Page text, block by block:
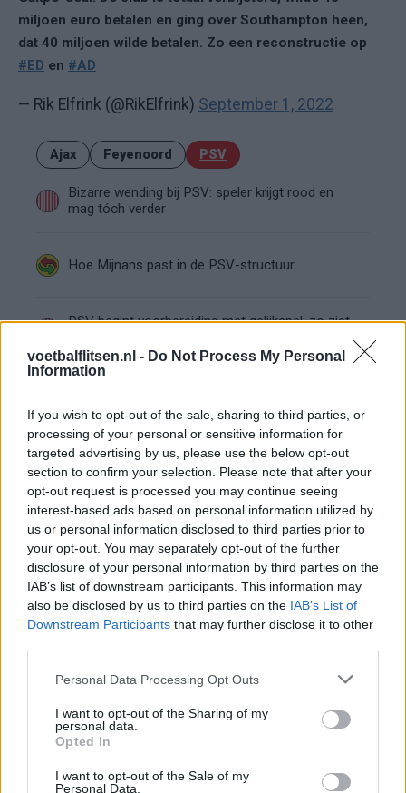
voetbalflitsen.nl - Do Not Process My Personal
Information
If you wish to opt-out of the sale, sharing to third parties, or
processing of your personal or sensitive information for
targeted advertising by us, please use the below opt-out
section to confirm your selection. Please note that after your
opt-out request is processed you may continue seeing
interest-based ads based on personal information utilized by
us or personal information disclosed to third parties prior to
your opt-out. You may separately opt-out of the further
disclosure of your personal information by third parties on the
IAB’s list of downstream participants. This information may
also be disclosed by us to third parties on the IAB’s List of
Downstream Participants that may further disclose it to other
Personal Data Processing Opt Outs
I want to opt-out of the Sharing of my
personal data.
Opted In
I want to opt-out of the Sale of my
Personal Data.
miljoen euro betalen en ging over Southampton heen,
dat 40 miljoen wilde betalen. Zo een reconstructie op
#ED en #AD
— Rik Elfrink (@RikElfrink) September 1, 2022
Ajax Feyenoord PSV
Bizarre wending bij PSV: speler krijgt rood en
mag tóch verder
Hoe Mijnans past in de PSV-structuur
PSV begint voorbereiding met gelijkspel: zo ziet
Video gaat viraal: Peter Bosz kapt interview na
Oranje-vragen abrupt af
PSV kijkt naar Geertruida en raakt gevoelige
transferlijn
PSV kiest met Tygo Land opnieuw voor de lange
route
Zo ziet de voorbereiding van PSV eruit richting
het nieuwe seizoen
BREAKING: Bayern en PSV bereiken record-deal
over Saibari